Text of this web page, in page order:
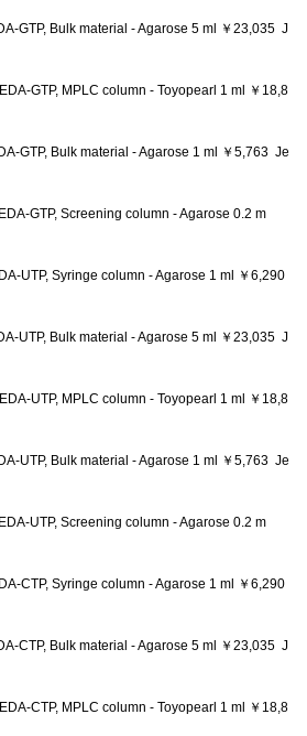
GTP, Bulk material - Agarose 5 ml ￥23,035 J
GTP, MPLC column - Toyopearl 1 ml ￥18,8
GTP, Bulk material - Agarose 1 ml ￥5,763 Je
GTP, Screening column - Agarose 0.2 m
UTP, Syringe column - Agarose 1 ml ￥6,290
UTP, Bulk material - Agarose 5 ml ￥23,035 J
UTP, MPLC column - Toyopearl 1 ml ￥18,8
UTP, Bulk material - Agarose 1 ml ￥5,763 Je
UTP, Screening column - Agarose 0.2 m
CTP, Syringe column - Agarose 1 ml ￥6,290
CTP, Bulk material - Agarose 5 ml ￥23,035 J
CTP, MPLC column - Toyopearl 1 ml ￥18,8